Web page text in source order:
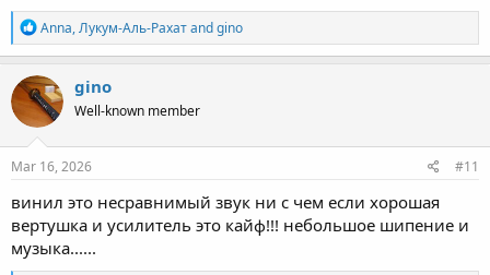
R
e
a
c
t
i
o
n
s
Anna,Лукум-Аль-Рахатandgino
gino
Well-known member
Mar 16, 2026 #11
винил это несравнимый звук ни с чем если хорошая
вертушка и усилитель это кайф!!! небольшое шипение и
музыка......